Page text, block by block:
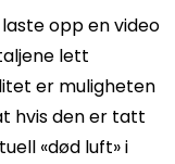
opp en video
lett
er muligheten
hvis den er tatt
«død luft» i